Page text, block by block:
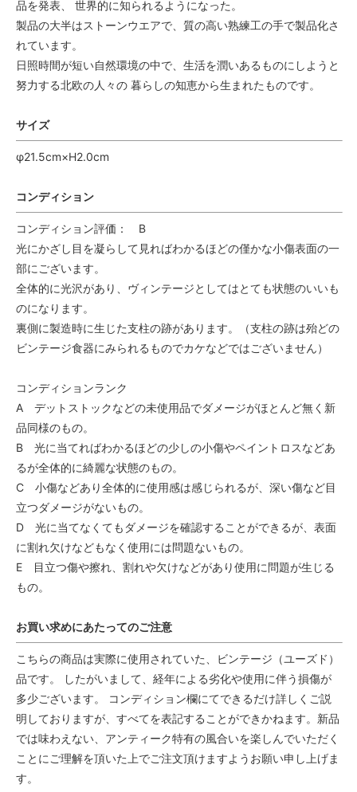
品を発表、 世界的に知られるようになった。
製品の大半はストーンウエアで、質の高い熟練工の手で製品化さ
れています。
日照時間が短い自然環境の中で、生活を潤いあるものにしようと
努力する北欧の人々の 暮らしの知恵から生まれたものです。
サイズ
φ21.5cm×H2.0cm
コンディション
コンディション評価： B
光にかざし目を凝らして見ればわかるほどの僅かな小傷表面の一
部にございます。
全体的に光沢があり、ヴィンテージとしてはとても状態のいいも
のになります。
裏側に製造時に生じた支柱の跡があります。（支柱の跡は殆どの
ビンテージ食器にみられるものでカケなどではございません）
コンディションランク
A デットストックなどの未使用品でダメージがほとんど無く新
品同様のもの。
B 光に当てればわかるほどの少しの小傷やペイントロスなどあ
るが全体的に綺麗な状態のもの。
C 小傷などあり全体的に使用感は感じられるが、深い傷など目
立つダメージがないもの。
D 光に当てなくてもダメージを確認することができるが、表面
に割れ欠けなどもなく使用には問題ないもの。
E 目立つ傷や擦れ、割れや欠けなどがあり使用に問題が生じる
もの。
お買い求めにあたってのご注意
こちらの商品は実際に使用されていた、ビンテージ（ユーズド）
品です。 したがいまして、経年による劣化や使用に伴う損傷が
多少ございます。 コンディション欄にてできるだけ詳しくご説
明しておりますが、すべてを表記することができかねます。新品
では味わえない、アンティーク特有の風合いを楽しんでいただく
ことにご理解を頂いた上でご注文頂けますようお願い申し上げま
す。